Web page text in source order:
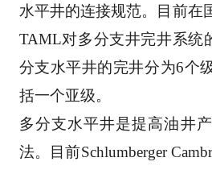
水平井的连接规范。目前在
TAML对多分支井完井系统
分支水平井的完井分为6个
括一个亚级。
多分支水平井是提高油井
法。目前Schlumberger